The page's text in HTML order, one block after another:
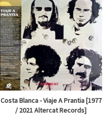
Costa Blanca - Viaje A Prantia [1977
/ 2021 Altercat Records]